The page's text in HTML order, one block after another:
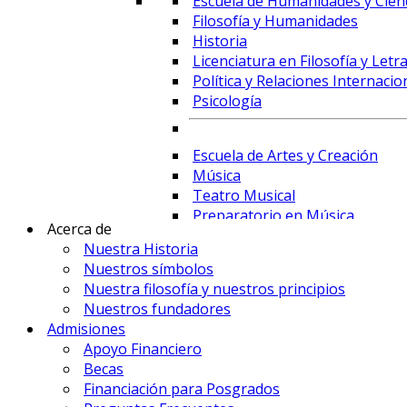
Filosofía y Humanidades
Historia
Licenciatura en Filosofía y
Política y Relaciones
Psicología
Escuela de Artes y Creación
Música
Teatro Musical
Preparatorio en Música
Prime Business School
Administración de Empresas y
Contaduría
Finanzas, Fintech y Comercio
Acerca de
Nuestra Historia
Nuestros símbolos
Nuestra filosofía y nuestros principios
Nuestros fundadores
Admisiones
Apoyo Financiero
Becas
Financiación para Posgrados